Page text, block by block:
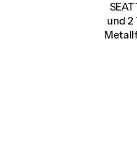
und 2